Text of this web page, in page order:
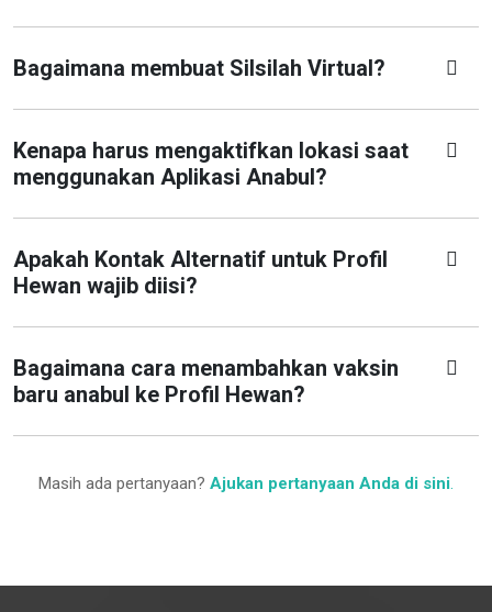
Bagaimana membuat Silsilah Virtual?
Kenapa harus mengaktifkan lokasi saat
menggunakan Aplikasi Anabul?
Apakah Kontak Alternatif untuk Profil
Hewan wajib diisi?
Bagaimana cara menambahkan vaksin
baru anabul ke Profil Hewan?
Masih ada pertanyaan? Ajukan pertanyaan Anda di sini.